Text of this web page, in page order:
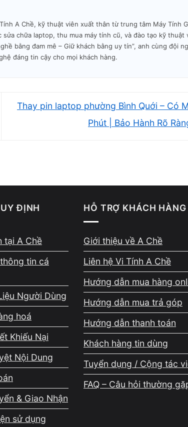
sửa chữa laptop, quen xử lý các tình
hư mainboard, vỡ màn hình, SSD báo
động chậm. Quá trình chẩn đoán luôn
nhân gốc thay vì thay linh kiện không
nhất chi phí trước khi thao tác. Không có
phí nếu chưa được khách đồng ý.
chi phí
lỗi, báo giá, thay linh kiện đến nghiệm
viện lý do mơ hồ để phát sinh khoản
đầu để khách yên tâm tuyệt đối.
hành
A Chề, kỹ thuật viên xuất thân từ trung tâm Máy Tính
chữa laptop, thu mua máy tính cũ, và đào tạo kỹ thuật
bằng đam mê – Giữ khách bằng uy tín”, anh cùng đội
đáng tin cậy cho mọi khách hàng.
Thay pin laptop phường Bình Quới – Có
Phút | Bảo Hành Rõ
ĐỊNH
tại A Chề
tin cá
Người Dùng
hoá
Khiếu Nại
Nội Dung
& Giao Nhận
sử dụng
HỖ TRỢ KHÁCH HÀNG
Giới thiệu về A Chề
Liên hệ Vi Tính A Chề
Hướng dẫn mua hàng
Hướng dẫn mua trả góp
Hướng dẫn thanh toán
Khách hàng tin dùng
Tuyển dụng / Cộng tác
FAQ – Câu hỏi thường